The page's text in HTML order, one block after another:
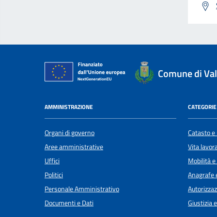
Comune di
AMMINISTRAZIONE
Organi di governo
Aree amministrative
Uffici
Politici
Personale Amministrativo
Documenti e Dati
Catasto
Vita
Mobilità
Anagrafe
Giustizia